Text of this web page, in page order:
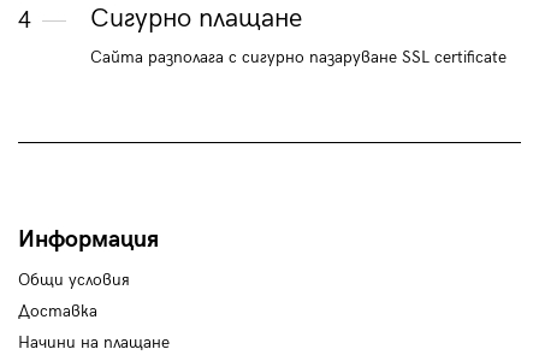
4 Сигурно плащане
Сайта разполага с сигурно пазаруване SSL certificate
Информация
Общи условия
Доставка
Начини на плащане